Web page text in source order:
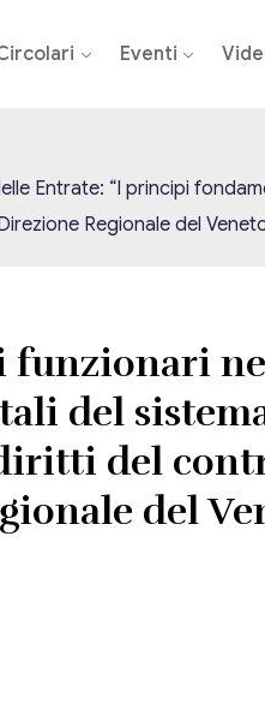
Eventi
Entrate: “I principi
Regionale del
del
del
del